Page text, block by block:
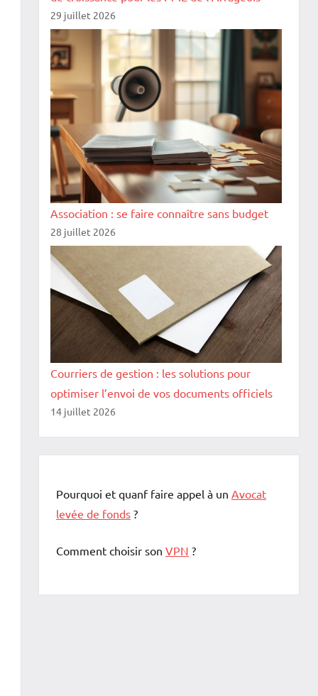
29 juillet 2026
Association : se faire connaître sans budget
28 juillet 2026
Courriers de gestion : les solutions pour
optimiser l’envoi de vos documents officiels
14 juillet 2026
Pourquoi et quanf faire appel à un Avocat
levée de fonds ?
Comment choisir son VPN ?